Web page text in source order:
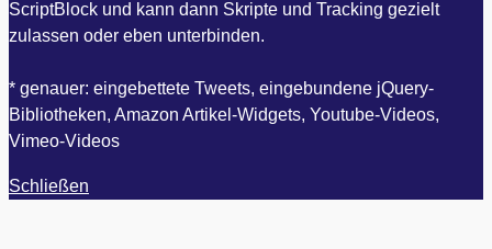
ScriptBlock und kann dann Skripte und Tracking gezielt
zulassen oder eben unterbinden.
* genauer: eingebettete Tweets, eingebundene jQuery-
Bibliotheken, Amazon Artikel-Widgets, Youtube-Videos,
Vimeo-Videos
Schließen